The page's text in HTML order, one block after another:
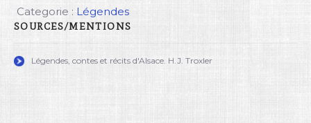
Categorie : Légendes
SOURCES/MENTIONS
Légendes, contes et récits d'Alsace. H.J. Troxler